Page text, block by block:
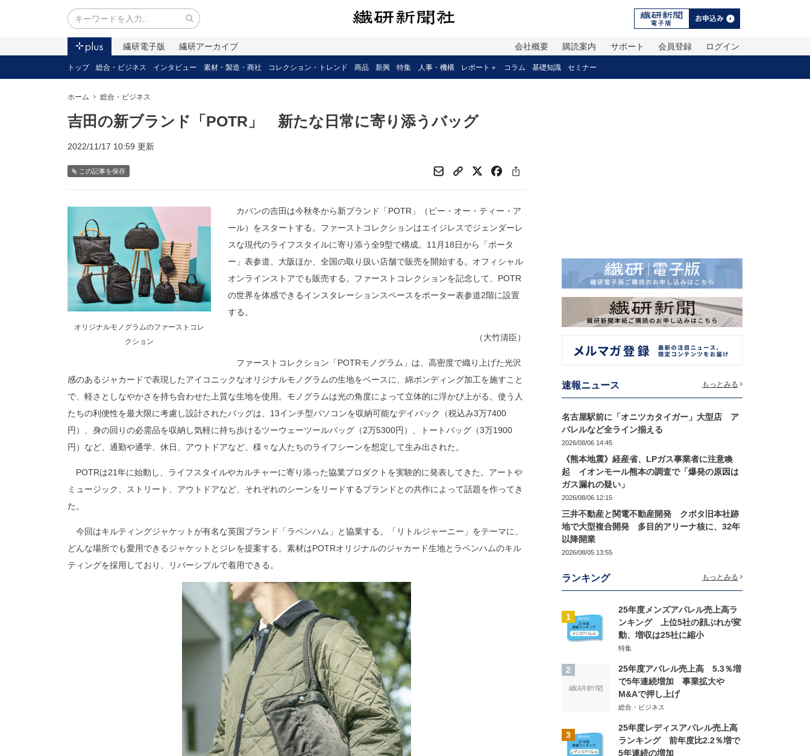
繊研電子版 繊研アーカイブ ログイン
会員登録
サポート
購読案内
会社概要
トップ 総合・ビジネス インタビュー 素材・製造・商社 コレクション・トレンド 商品 新興 特集 人事・機構 レポート＋ コラム 基礎知識 セミナー
ホーム 総合・ビジネス
吉田の新ブランド「POTR」 新たな日常に寄り添うバッグ
2022/11/17 10:59 更新
この記事を保存
オリジナルモノグラムのファーストコレ
クション
カバンの吉田は今秋冬から新ブランド「POTR」（ピー・オー・ティー・ア
ール）をスタートする。ファーストコレクションはエイジレスでジェンダーレ
スな現代のライフスタイルに寄り添う全9型で構成。11月18日から「ポータ
ー」表参道、大阪ほか、全国の取り扱い店舗で販売を開始する。オフィシャル
オンラインストアでも販売する。ファーストコレクションを記念して、POTR
の世界を体感できるインスタレーションスペースをポーター表参道2階に設置
する。
（大竹清臣）
ファーストコレクション「POTRモノグラム」は、高密度で織り上げた光沢
感のあるジャカードで表現したアイコニックなオリジナルモノグラムの生地をベースに、綿ボンディング加工を施すこと
で、軽さとしなやかさを持ち合わせた上質な生地を使用。モノグラムは光の角度によって立体的に浮かび上がる。使う人
たちの利便性を最大限に考慮し設計されたバッグは、13インチ型パソコンを収納可能なデイパック（税込み3万7400
円）、身の回りの必需品を収納し気軽に持ち歩けるツーウェーツールバッグ（2万5300円）、トートバッグ（3万1900
円）など、通勤や通学、休日、アウトドアなど、様々な人たちのライフシーンを想定して生み出された。
POTRは21年に始動し、ライフスタイルやカルチャーに寄り添った協業プロダクトを実験的に発表してきた。アートや
ミュージック、ストリート、アウトドアなど、それぞれのシーンをリードするブランドとの共作によって話題を作ってき
た。
今回はキルティングジャケットが有名な英国ブランド「ラベンハム」と協業する。「リトルジャーニー」をテーマに、
どんな場所でも愛用できるジャケットとジレを提案する。素材はPOTRオリジナルのジャカード生地とラベンハムのキル
ティングを採用しており、リバーシブルで着用できる。
速報ニュース もっとみる
名古屋駅前に「オニツカタイガー」大型店 ア
パレルなど全ライン揃える
2026/08/06 14:45
《熊本地震》経産省、LPガス事業者に注意喚
起 イオンモール熊本の調査で「爆発の原因は
ガス漏れの疑い」
2026/08/06 12:15
三井不動産と関電不動産開発 クボタ旧本社跡
地で大型複合開発 多目的アリーナ核に、32年
以降開業
2026/08/05 13:55
ランキング もっとみる
1
25年度メンズアパレル売上高ラ
ンキング 上位5社の顔ぶれが変
動、増収は25社に縮小
特集
2
25年度アパレル売上高 5.3％増
で5年連続増加 事業拡大や
M&Aで押し上げ
総合・ビジネス
3
25年度レディスアパレル売上高
ランキング 前年度比2.2％増で
5年連続の増加